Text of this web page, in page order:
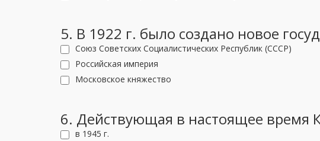
5. В 1922 г. было создано новое
Союз Советских Социалистических Республик (СССР)
Российская империя
Московское княжество
6. Действующая в настоящее время
в 1945 г.